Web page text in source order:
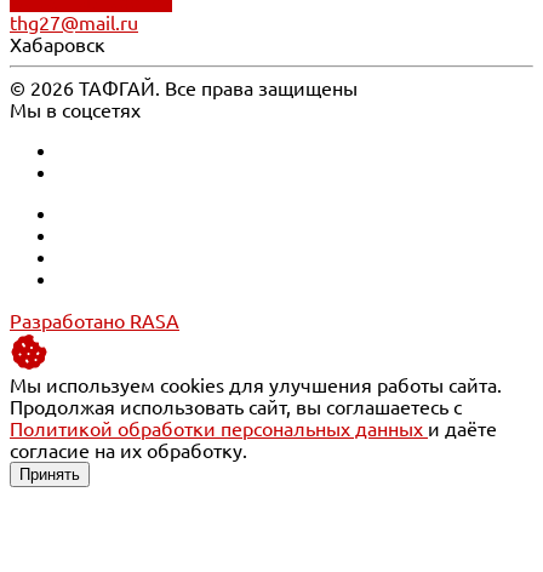
thg27@mail.ru
Хабаровск
© 2026 ТАФГАЙ. Все права защищены
Мы в соцсетях
Разработано RASA
Мы используем cookies для улучшения работы сайта.
Продолжая использовать сайт, вы соглашаетесь с
Политикой обработки персональных данных и даёте
согласие на их обработку.
Принять